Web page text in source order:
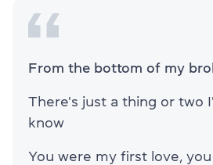
From the bottom of my
There's just a thing or two
know
You were my first love,